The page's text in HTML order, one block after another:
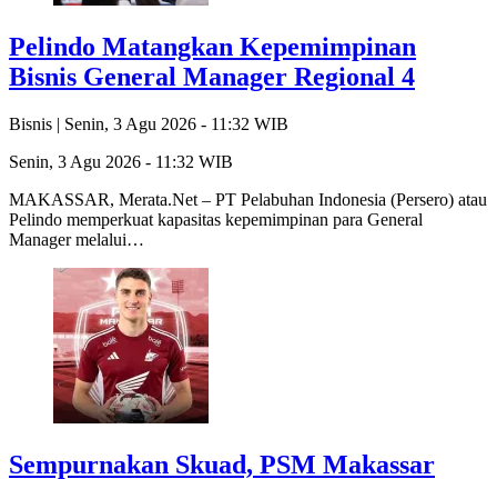
Pelindo Matangkan Kepemimpinan
Bisnis General Manager Regional 4
Bisnis | Senin, 3 Agu 2026 - 11:32 WIB
Senin, 3 Agu 2026 - 11:32 WIB
MAKASSAR, Merata.Net – PT Pelabuhan Indonesia (Persero) atau
Pelindo memperkuat kapasitas kepemimpinan para General
Manager melalui…
Sempurnakan Skuad, PSM Makassar